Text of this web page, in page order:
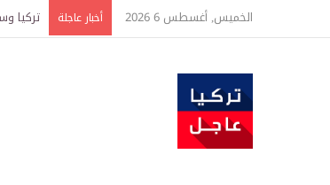
الخميس, أغسطس 6 2026 أخبار عاجلة هل